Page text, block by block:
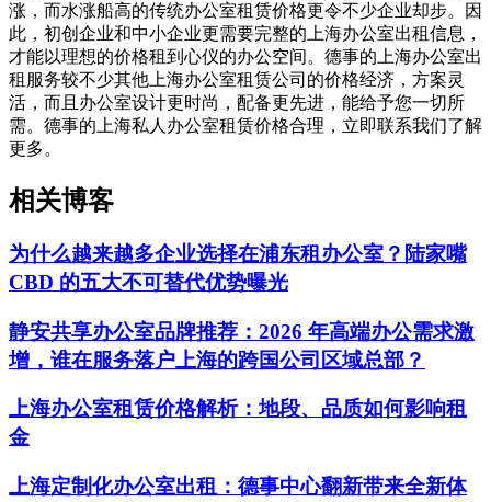
涨，而水涨船高的传统办公室租赁价格更令不少企业却步。因
此，初创企业和中小企业更需要完整的上海办公室出租信息，
才能以理想的价格租到心仪的办公空间。德事的上海办公室出
租服务较不少其他上海办公室租赁公司的价格经济，方案灵
活，而且办公室设计更时尚，配备更先进，能给予您一切所
需。德事的上海私人办公室租赁价格合理，立即联系我们了解
更多。
相关博客
为什么越来越多企业选择在浦东租办公室？陆家嘴
CBD 的五大不可替代优势曝光
静安共享办公室品牌推荐：2026 年高端办公需求激
增，谁在服务落户上海的跨国公司区域总部？
上海办公室租赁价格解析：地段、品质如何影响租
金
上海定制化办公室出租：德事中心翻新带来全新体